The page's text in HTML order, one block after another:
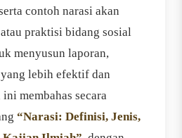
contoh narasi akan
praktisi bidang sosial
menyusun laporan,
lebih efektif dan
membahas secara
“Narasi: Definisi, Jenis,